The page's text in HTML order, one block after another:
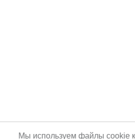
Мы используем файлы cookie